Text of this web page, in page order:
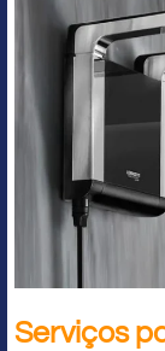
Serviços